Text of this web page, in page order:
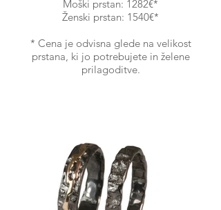
Moški prstan: 1282€*
Ženski prstan: 1540€*
* Cena je odvisna glede na velikost
prstana, ki jo potrebujete in želene
prilagoditve.